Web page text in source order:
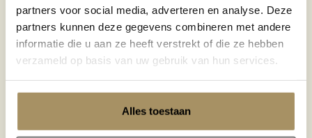
partners voor social media, adverteren en analyse. Deze
partners kunnen deze gegevens combineren met andere
informatie die u aan ze heeft verstrekt of die ze hebben
verzameld op basis van uw gebruik van hun services.
Alles toestaan